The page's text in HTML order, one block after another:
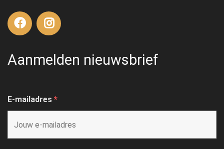
Aanmelden nieuwsbrief
E-mailadres *